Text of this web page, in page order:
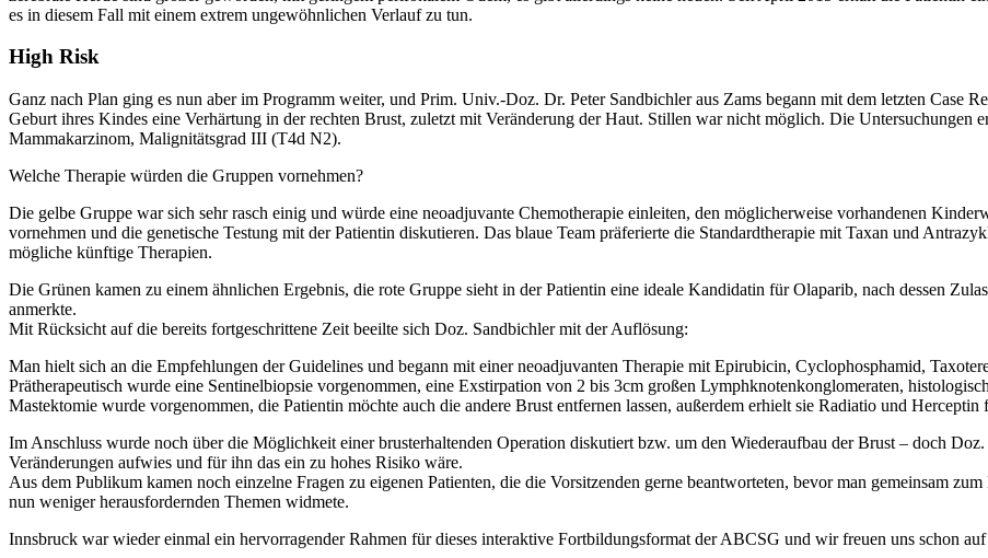
es in diesem Fall mit einem extrem ungewöhnlichen Verlauf zu tun.
High Risk
Ganz nach Plan ging es nun aber im Programm weiter, und Prim. Univ.-Doz. Dr. Peter Sandbichler aus Zams begann mit dem letzten Case
Geburt ihres Kindes eine Verhärtung in der rechten Brust, zuletzt mit Veränderung der Haut. Stillen war nicht möglich. Die Untersuchungen
Mammakarzinom, Malignitätsgrad III (T4d N2).
Welche Therapie würden die Gruppen vornehmen?
Die gelbe Gruppe war sich sehr rasch einig und würde eine neoadjuvante Chemotherapie einleiten, den möglicherweise vorhandenen
vornehmen und die genetische Testung mit der Patientin diskutieren. Das blaue Team präferierte die Standardtherapie mit Taxan und
mögliche künftige Therapien.
Die Grünen kamen zu einem ähnlichen Ergebnis, die rote Gruppe sieht in der Patientin eine ideale Kandidatin für Olaparib, nach dessen
anmerkte.
Mit Rücksicht auf die bereits fortgeschrittene Zeit beeilte sich Doz. Sandbichler mit der Auflösung:
Man hielt sich an die Empfehlungen der Guidelines und begann mit einer neoadjuvanten Therapie mit Epirubicin, Cyclophosphamid,
Prätherapeutisch wurde eine Sentinelbiopsie vorgenommen, eine Exstirpation von 2 bis 3cm großen Lymphknotenkonglomeraten,
Mastektomie wurde vorgenommen, die Patientin möchte auch die andere Brust entfernen lassen, außerdem erhielt sie Radiatio und Herceptin
Im Anschluss wurde noch über die Möglichkeit einer brusterhaltenden Operation diskutiert bzw. um den Wiederaufbau der Brust – doch
Veränderungen aufwies und für ihn das ein zu hohes Risiko wäre.
Aus dem Publikum kamen noch einzelne Fragen zu eigenen Patienten, die die Vorsitzenden gerne beantworteten, bevor man gemeinsam
nun weniger herausfordernden Themen widmete.
Innsbruck war wieder einmal ein hervorragender Rahmen für dieses interaktive Fortbildungsformat der ABCSG und wir freuen uns schon